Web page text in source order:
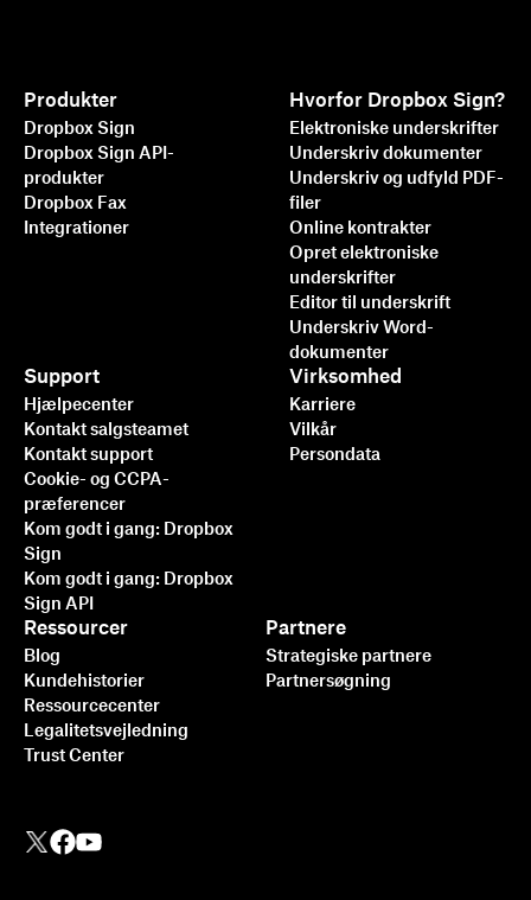
Produkter
Dropbox Sign
Dropbox Sign API-
produkter
Dropbox Fax
Integrationer
Hvorfor Dropbox Sign?
Elektroniske underskrifter
Underskriv dokumenter
Underskriv og udfyld PDF-
filer
Online kontrakter
Opret elektroniske
underskrifter
Editor til underskrift
Underskriv Word-
dokumenter
Support
Hjælpecenter
Kontakt salgsteamet
Kontakt support
Cookie- og CCPA-
præferencer
Kom godt i gang: Dropbox
Sign
Kom godt i gang: Dropbox
Sign API
Ressourcer
Blog
Kundehistorier
Ressourcecenter
Legalitetsvejledning
Trust Center
Partnere
Strategiske partnere
Partnersøgning
Virksomhed
Karriere
Vilkår
Persondata